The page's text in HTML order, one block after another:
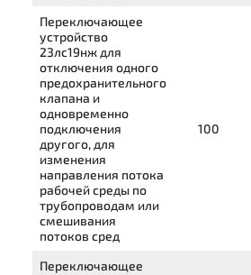
Переключающее
устройство
23лс19нж для
отключения одного
предохранительного
клапана и
одновременно
подключения
другого, для
изменения
направления потока
рабочей среды по
трубопроводам или
смешивания
потоков сред
100
Переключающее